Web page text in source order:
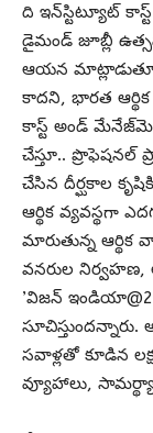
ది ఇన్‌స్టిట్యూట్
డైమండ్ జూబ్లీ
ఆయన
కాదని, భారత ఆర్థిక
కాస్ట్ అండ్
చేస్తూ..
చేసిన దీర్ఘకాల
ఆర్థిక వ్యవస్థగా
మారుతున్న ఆర్థిక
వనరుల నిర్వహణ,
‌’విజన్
సవాళ్లతో కూడిన
వ్యూహాలు,